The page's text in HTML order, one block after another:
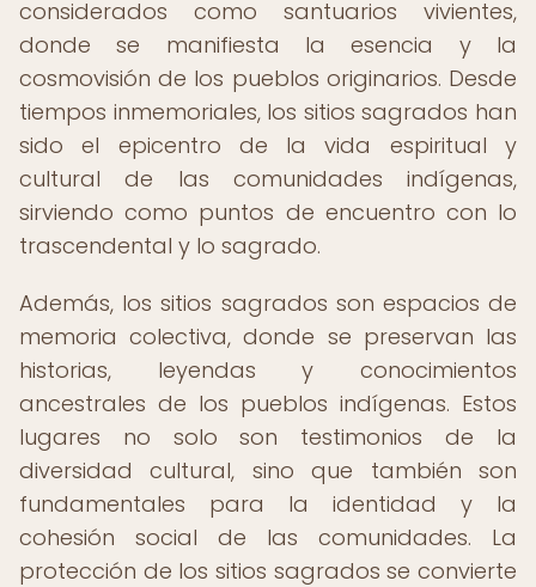
considerados como santuarios vivientes,
donde se manifiesta la esencia y la
cosmovisión de los pueblos originarios. Desde
tiempos inmemoriales, los sitios sagrados han
sido el epicentro de la vida espiritual y
cultural de las comunidades indígenas,
sirviendo como puntos de encuentro con lo
trascendental y lo sagrado.
Además, los sitios sagrados son espacios de
memoria colectiva, donde se preservan las
historias, leyendas y conocimientos
ancestrales de los pueblos indígenas. Estos
lugares no solo son testimonios de la
diversidad cultural, sino que también son
fundamentales para la identidad y la
cohesión social de las comunidades. La
protección de los sitios sagrados se convierte